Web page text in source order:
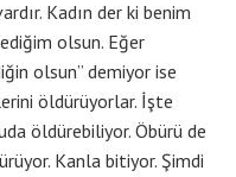
Kadın der ki benim
olsun. Eğer
olsun” demiyor ise
öldürüyorlar. İşte
öldürebiliyor. Öbürü de
Kanla bitiyor. Şimdi